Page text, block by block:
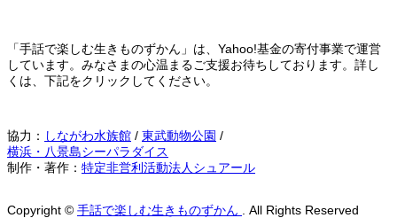
「手話で楽しむ生きものずかん」は、Yahoo!基金の寄付事業で運営
しています。みなさまの心温まるご支援お待ちしております。詳し
くは、下記をクリックしてください。
協力： しながわ水族館 / 東武動物公園 /
横浜・八景島シーパラダイス
制作・著作： 特定非営利活動法人シュアール
Copyright © 手話で楽しむ生きものずかん
. All Rights Reserved